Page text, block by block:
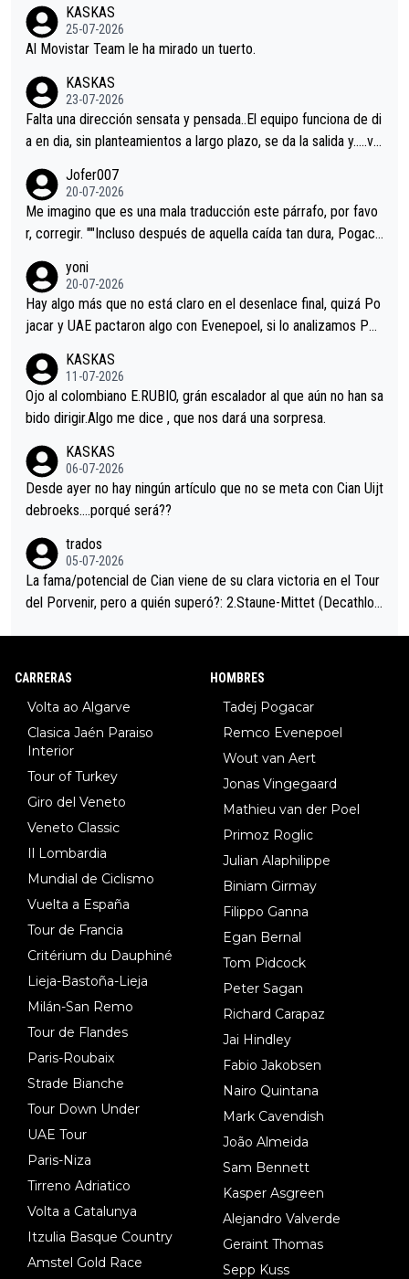
KASKAS
25-07-2026
Al Movistar Team le ha mirado un tuerto.
KASKAS
23-07-2026
Falta una dirección sensata y pensada..El equipo funciona de di
a en dia, sin planteamientos a largo plazo, se da la salida y…..ve
Minguez, Velez etc etc.Me da pena vivir estos momentos tan
tristes sin victorias.
Jofer007
20-07-2026
Me imagino que es una mala traducción este párrafo, por favo
r, corregir. ""Incluso después de aquella caída tan dura, Pogaca
permaneció pegado a su rueda. Parecía increíble la forma en l
a que era capaz de controlar el miedo", recordó."
yoni
20-07-2026
Hay algo más que no está claro en el desenlace final, quizá Po
jacar y UAE pactaron algo con Evenepoel, si lo analizamos Poj
i sin pedalear, luego está el saludo con Evenepoel dándose la
mano de una manera muy fraternal, más allá de los típicos toqu
es en el hombro con que saludaba a Vingegard. Ahí hubo una in
eta, a ver si por querer poner a Del Toro con calzador en posi
ción de podio UAE y Pojacar se van complicar el tour.
KASKAS
11-07-2026
Ojo al colombiano E.RUBIO, grán escalador al que aún no han sa
bido dirigir.Algo me dice , que nos dará una sorpresa.
KASKAS
06-07-2026
Desde ayer no hay ningún artículo que no se meta con Cian Uijt
debroeks….porqué será??
trados
05-07-2026
La fama/potencial de Cian viene de su clara victoria en el Tour
del Porvenir, pero a quién superó?: 2.Staune-Mittet (Decathlon,
CARRERAS
Volta ao Algarve
Clasica Jaén Paraiso
Interior
Tour of Turkey
Giro del Veneto
Veneto Classic
Il Lombardia
Mundial de Ciclismo
Vuelta a España
Tour de Francia
Critérium du Dauphiné
Lieja-Bastoña-Lieja
Milán-San Remo
Tour de Flandes
Paris-Roubaix
Strade Bianche
Tour Down Under
UAE Tour
Paris-Niza
Tirreno Adriatico
Volta a Catalunya
Itzulia Basque Country
Amstel Gold Race
HOMBRES
Tadej Pogacar
Remco Evenepoel
Wout van Aert
Jonas Vingegaard
Mathieu van der Poel
Primoz Roglic
Julian Alaphilippe
Biniam Girmay
Filippo Ganna
Egan Bernal
Tom Pidcock
Peter Sagan
Richard Carapaz
Jai Hindley
Fabio Jakobsen
Nairo Quintana
Mark Cavendish
João Almeida
Sam Bennett
Kasper Asgreen
Alejandro Valverde
Geraint Thomas
Sepp Kuss